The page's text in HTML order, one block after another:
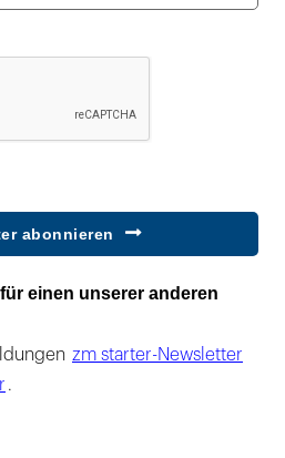
abonnieren
einen unserer anderen
zm starter-Newsletter
.